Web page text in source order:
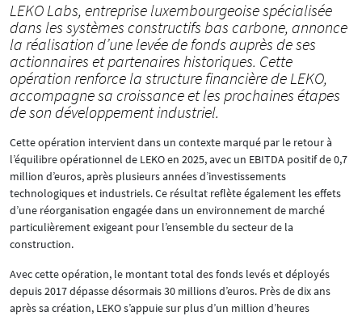
LEKO Labs, entreprise luxembourgeoise spécialisée
dans les systèmes constructifs bas carbone, annonce
la réalisation d’une levée de fonds auprès de ses
actionnaires et partenaires historiques. Cette
opération renforce la structure financière de LEKO,
accompagne sa croissance et les prochaines étapes
de son développement industriel.
Cette opération intervient dans un contexte marqué par le retour à
l’équilibre opérationnel de LEKO en 2025, avec un EBITDA positif de 0,7
million d’euros, après plusieurs années d’investissements
technologiques et industriels. Ce résultat reflète également les effets
d’une réorganisation engagée dans un environnement de marché
particulièrement exigeant pour l’ensemble du secteur de la
construction.
Avec cette opération, le montant total des fonds levés et déployés
depuis 2017 dépasse désormais 30 millions d’euros. Près de dix ans
après sa création, LEKO s’appuie sur plus d’un million d’heures